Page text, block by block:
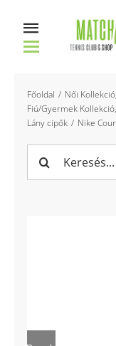
Toggle
Főoldal
Racket service
Pályabérlés
Főoldal Női Kollekció
Fiú/Gyermek Kollekció
Lány cipők
Nike